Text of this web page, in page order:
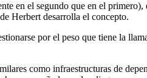
en el segundo que en el
Herbert desarrolla el concepto.
por el peso que tiene la
como infraestructuras de